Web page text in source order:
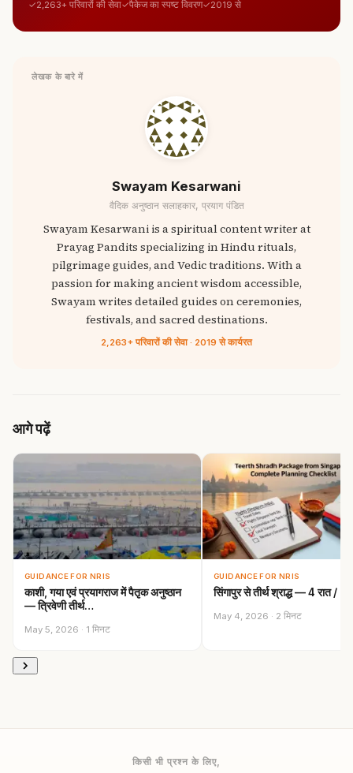
2,263+ परिवारों की सेवा पैकेज का स्पष्ट विवरण 2019 से
लेखक के बारे में
Swayam Kesarwani
वैदिक अनुष्ठान सलाहकार, प्रयाग पंडित
Swayam Kesarwani is a spiritual content writer at
Prayag Pandits specializing in Hindu rituals,
pilgrimage guides, and Vedic traditions. With a
passion for making ancient wisdom accessible,
Swayam writes detailed guides on ceremonies,
festivals, and sacred destinations.
2,263+ परिवारों की सेवा · 2019 से कार्यरत
आगे पढ़ें
GUIDANCE FOR NRIS
काशी, गया एवं प्रयागराज में पैतृक अनुष्ठान
— त्रिवेणी तीर्थ…
May 5, 2026 · 1 मिनट
GUIDANCE FOR NRIS
सिंगापुर से तीर्थ श्राद्ध — 4 रात / 5
May 4, 2026 · 2 मिनट
किसी भी प्रश्न के लिए,